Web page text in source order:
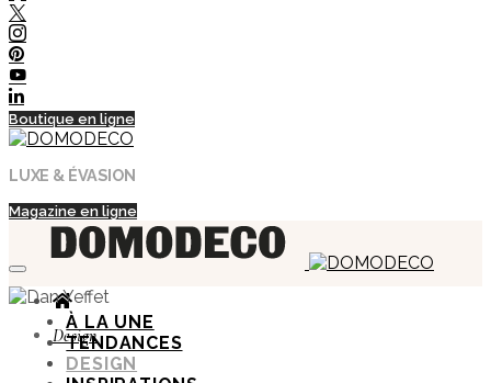
Boutique en ligne
LUXE & ÉVASION
Magazine en ligne
À LA UNE
TENDANCES
DESIGN
Design